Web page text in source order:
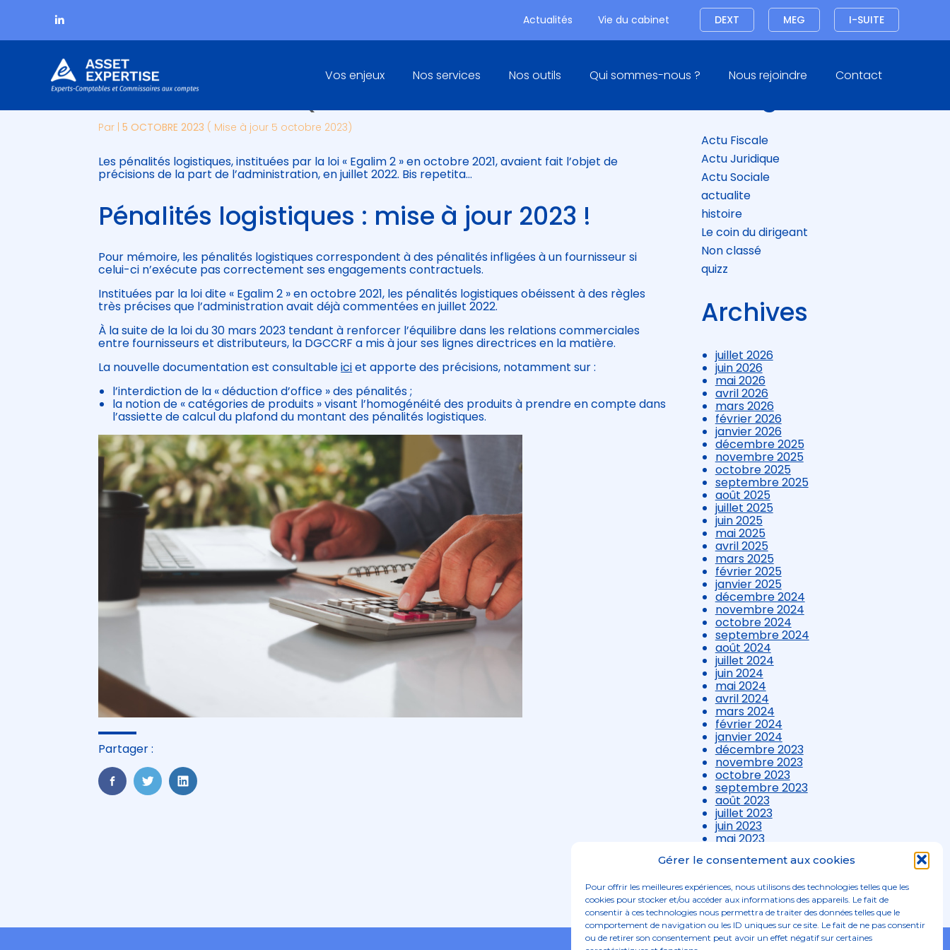
Gérer le consentement aux cookies
Pour offrir les meilleures expériences, nous utilisons des technologies telles que les
cookies pour stocker et/ou accéder aux informations des appareils. Le fait de
consentir à ces technologies nous permettra de traiter des données telles que le
comportement de navigation ou les ID uniques sur ce site. Le fait de ne pas consentir
ou de retirer son consentement peut avoir un effet négatif sur certaines
Actualités Vie du cabinet Connexion I-SUITE
MEG
DEXT
Aller
au
Principal
Vos enjeux Nos services Nos outils Qui sommes-nous ? Nous rejoindre Contact
PÉNALITÉS LOGISTIQUES : NOUVELLE MISE À JOUR
Par |5 OCTOBRE 2023 ( Mise à jour 5 octobre 2023)
Les pénalités logistiques, instituées par la loi « Egalim 2 » en octobre 2021, avaient fait l’objet de
précisions de la part de l’administration, en juillet 2022. Bis repetita…
Pénalités logistiques : mise à jour 2023 !
Pour mémoire, les pénalités logistiques correspondent à des pénalités infligées à un fournisseur si
celui-ci n’exécute pas correctement ses engagements contractuels.
Instituées par la loi dite « Egalim 2 » en octobre 2021, les pénalités logistiques obéissent à des règles
très précises que l’administration avait déjà commentées en juillet 2022.
À la suite de la loi du 30 mars 2023 tendant à renforcer l’équilibre dans les relations commerciales
entre fournisseurs et distributeurs, la DGCCRF a mis à jour ses lignes directrices en la matière.
La nouvelle documentation est consultableiciet apporte des précisions, notamment sur :
l’interdiction de la « déduction d’office » des pénalités ;
la notion de « catégories de produits » visant l’homogénéité des produits à prendre en compte dans
l’assiette de calcul du plafond du montant des pénalités logistiques.
Partager :
FaceBook
TwitterLinkedIn
Blog
Actu Fiscale
Actu Juridique
Actu Sociale
actualite
histoire
Le coin du dirigeant
Non classé
quizz
Archives
juillet 2026
juin 2026
mai 2026
avril 2026
mars 2026
février 2026
janvier 2026
décembre 2025
novembre 2025
octobre 2025
septembre 2025
août 2025
juillet 2025
juin 2025
mai 2025
avril 2025
mars 2025
février 2025
janvier 2025
décembre 2024
novembre 2024
octobre 2024
septembre 2024
août 2024
juillet 2024
juin 2024
mai 2024
avril 2024
mars 2024
février 2024
janvier 2024
décembre 2023
novembre 2023
octobre 2023
septembre 2023
août 2023
juillet 2023
juin 2023
mai 2023
mars 2023